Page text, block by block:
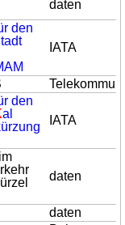
daten
den
IATA
den
al
IATA
daten
daten